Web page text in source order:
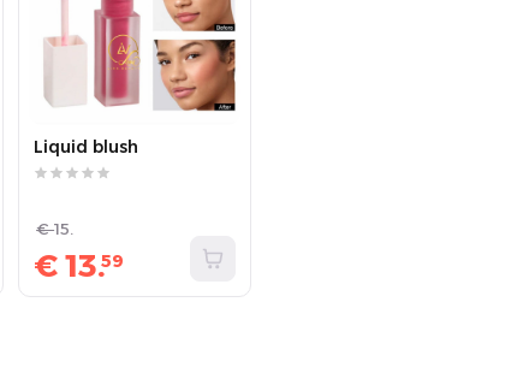
Liquid blush
€13.59
€15.